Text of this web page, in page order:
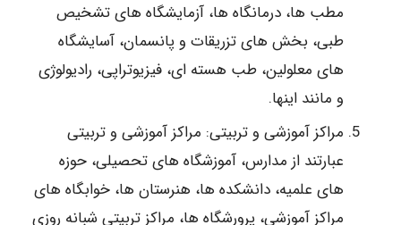
مطب ها، درمانگاه ها، آزمایشگاه های تشخیص
طبی، بخش های تزریقات و پانسمان، آسایشگاه
های معلولین، طب هسته ای، فیزیوتراپی، رادیولوژی
و مانند اینها.
مراکز آموزشی و تربیتی: مراکز آموزشی و تربیتی
عبارتند از مدارس، آموزشگاه های تحصیلی، حوزه
های علمیه، دانشکده ها، هنرستان ها، خوابگاه های
مراکز آموزشی، پرورشگاه ها، مراکز تربیتی شبانه روزی